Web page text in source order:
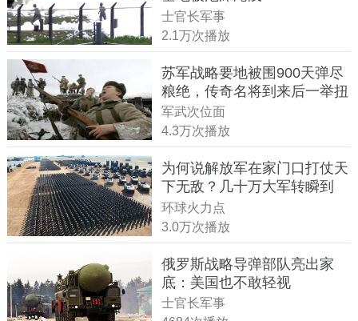
士官长军事
2.1万次播放
苏军战略要地被围900天弹尽
粮绝，传奇名将到来后一举扭
转战局
军武次位面
4.3万次播放
为何说解放军在家门口打仗天
下无敌？几十万大军转瞬到
达！
环球火力点
3.0万次播放
俄罗斯战略导弹部队亮出家
底：美国也不敢轻视
士官长军事